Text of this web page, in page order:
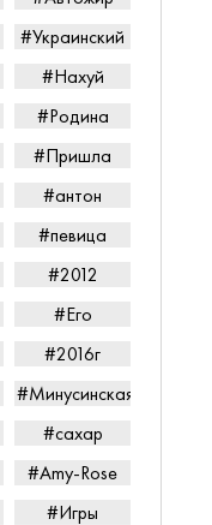
#Украинский
#Нахуй
#Родина
#Пришла
#антон
#певица
#2012
#Его
#2016г
#Минусинская
#сахар
#Amy-Rose
#Игры